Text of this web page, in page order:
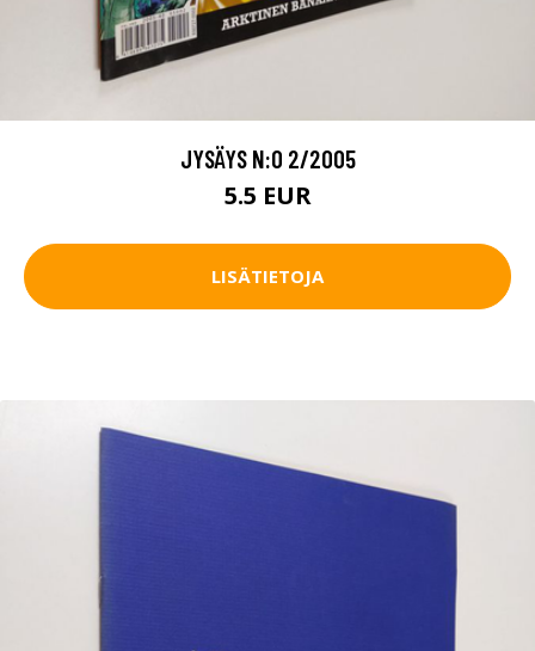
JYSÄYS N:O 2/2005
5.5 EUR
LISÄTIETOJA